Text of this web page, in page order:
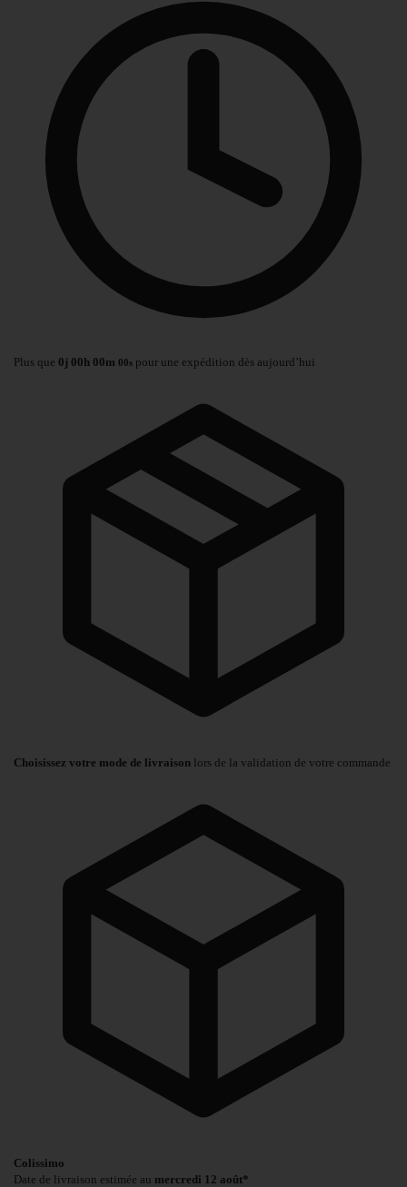
Plus que 0j 00h 00m 00s pour une expédition dès aujourd’hui
Choisissez votre mode de livraison lors de la validation de votre commande
Colissimo
Date de livraison estimée au mercredi 12 août*